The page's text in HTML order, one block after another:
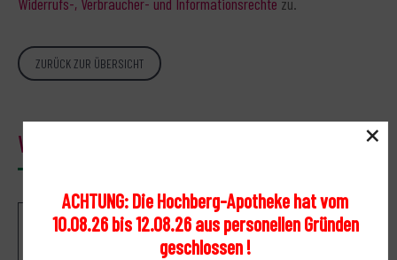
ZURÜCK ZUR ÜBERSICHT
Warenkorb
Ihr Warenkorb ist leer.
×
ACHTUNG: Die Hochberg-Apotheke hat vom
10.08.26 bis 12.08.26 aus personellen Gründen
geschlossen !